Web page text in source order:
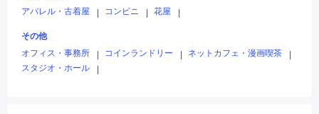
アパレル・古着屋
コンビニ 花屋
その他
オフィス・事務所
コインランドリー ネットカフェ・漫画喫茶
スタジオ・ホール